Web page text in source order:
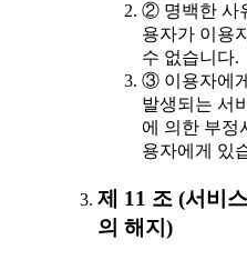
② 명백한 사
용자가 이용
수 없습니다.
③ 이용자에
발생되는 서
에 의한 부정
용자에게 있
제 11 조 (서비
의 해지)